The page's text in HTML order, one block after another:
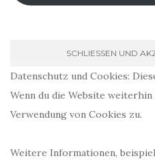
Datenschutz und Cookies:
Wenn du die Website
Verwendung von Cookies zu.
Weitere Informationen,